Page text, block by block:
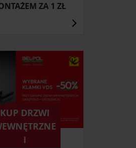
ZA 1 ZŁ
KUP DRZWI
I